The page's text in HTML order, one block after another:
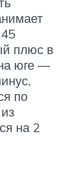
плюс в
юге —
по
на 2